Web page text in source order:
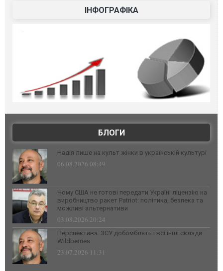
ІНФОГРАФІКА
БЛОГИ
Надія лише на культ жінки в українській культурі
06.08.2026 08:49
Чому США не готові передати Україні ліцензію на
виробництво ракет Patriot: політика, безпека та
можливі альтернативи
03.08.2026 20:24
Перспектива: ЗСУ добомблять і всі інші склади
Wildberries
23.07.2026 11:31